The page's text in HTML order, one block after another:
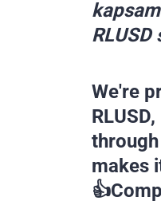
RLUSD
We're
makes